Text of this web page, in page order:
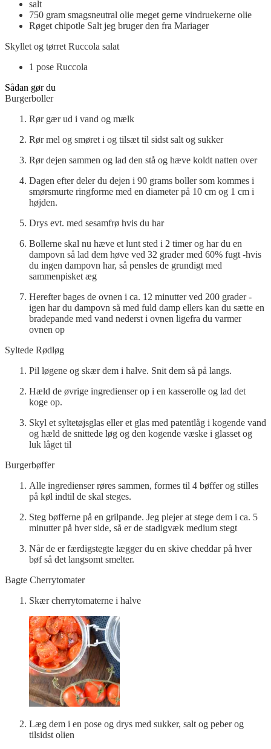
salt
750 gram smagsneutral olie meget gerne vindruekerne olie
Røget chipotle Salt jeg bruger den fra Mariager
Skyllet og tørret Ruccola salat
1 pose Ruccola
Sådan gør du
Burgerboller
Rør gær ud i vand og mælk
Rør mel og smøret i og tilsæt til sidst salt og sukker
Rør dejen sammen og lad den stå og hæve koldt natten over
Dagen efter deler du dejen i 90 grams boller som kommes i
smørsmurte ringforme med en diameter på 10 cm og 1 cm i
højden.
Drys evt. med sesamfrø hvis du har
Bollerne skal nu hæve et lunt sted i 2 timer og har du en
dampovn så lad dem høve ved 32 grader med 60% fugt -hvis
du ingen dampovn har, så pensles de grundigt med
sammenpisket æg
Herefter bages de ovnen i ca. 12 minutter ved 200 grader -
igen har du dampovn så med fuld damp ellers kan du sætte en
bradepande med vand nederst i ovnen ligefra du varmer
ovnen op
Syltede Rødløg
Pil løgene og skær dem i halve. Snit dem så på langs.
Hæld de øvrige ingredienser op i en kasserolle og lad det
koge op.
Skyl et syltetøjsglas eller et glas med patentlåg i kogende vand
og hæld de snittede løg og den kogende væske i glasset og
luk låget til
Burgerbøffer
Alle ingredienser røres sammen, formes til 4 bøffer og stilles
på køl indtil de skal steges.
Steg bøfferne på en grilpande. Jeg plejer at stege dem i ca. 5
minutter på hver side, så er de stadigvæk medium stegt
Når de er færdigstegte lægger du en skive cheddar på hver
bøf så det langsomt smelter.
Bagte Cherrytomater
Skær cherrytomaterne i halve
Læg dem i en pose og drys med sukker, salt og peber og
tilsidst olien